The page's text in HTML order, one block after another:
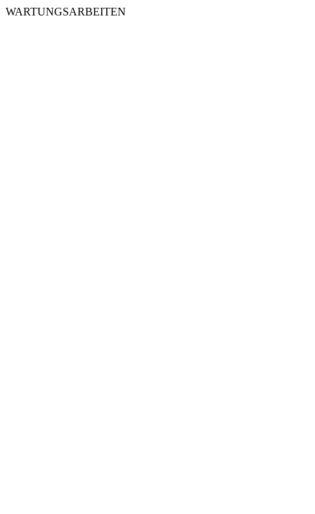
WARTUNGSARBEITEN